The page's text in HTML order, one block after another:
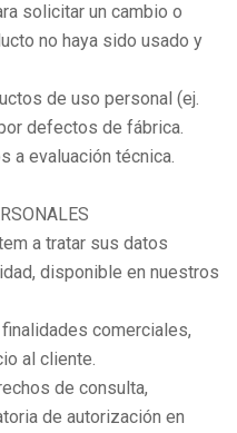
solicitar un cambio o
no haya sido usado y
de uso personal (ej.
defectos de fábrica.
a evaluación técnica.
a tratar sus datos
disponible en nuestros
comerciales,
al cliente.
de consulta,
de autorización en